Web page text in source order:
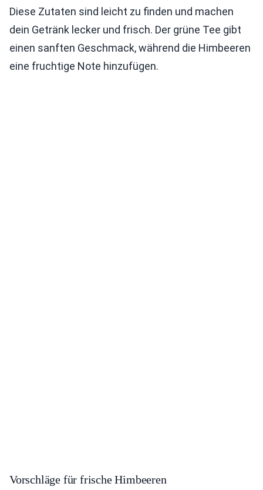
Diese Zutaten sind leicht zu finden und machen
dein Getränk lecker und frisch. Der grüne Tee gibt
einen sanften Geschmack, während die Himbeeren
eine fruchtige Note hinzufügen.
Vorschläge für frische Himbeeren